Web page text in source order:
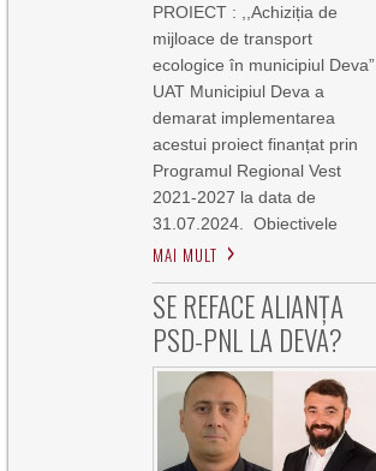
PROIECT : ,,Achiziția de
mijloace de transport
ecologice în municipiul Deva”
UAT Municipiul Deva a
demarat implementarea
acestui proiect finanțat prin
Programul Regional Vest
2021-2027 la data de
31.07.2024. Obiectivele
MAI MULT
SE REFACE ALIANȚA
PSD-PNL LA DEVA?